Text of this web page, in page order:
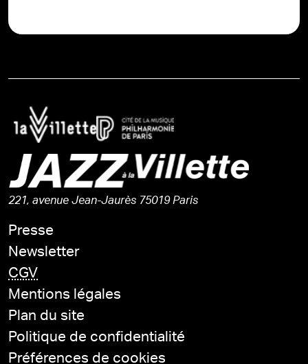
221, avenue Jean-Jaurès 75019 Paris
Presse
Newsletter
CGV
Mentions légales
Plan du site
Politique de confidentialité